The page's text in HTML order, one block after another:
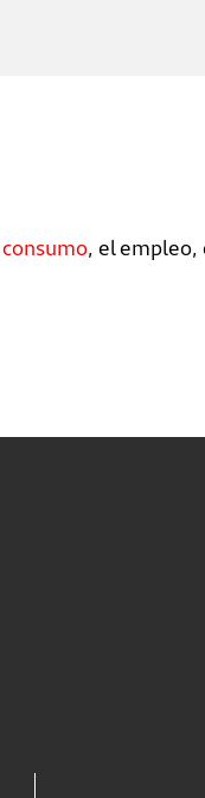
consumo, el empleo,